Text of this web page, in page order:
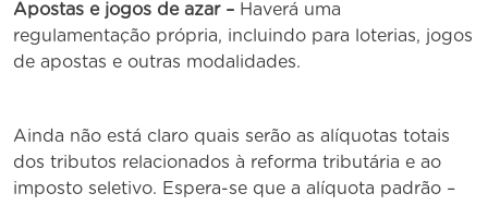
Apostas e jogos de azar – Haverá uma
regulamentação própria, incluindo para loterias, jogos
de apostas e outras modalidades.
Ainda não está claro quais serão as alíquotas totais
dos tributos relacionados à reforma tributária e ao
imposto seletivo. Espera-se que a alíquota padrão –